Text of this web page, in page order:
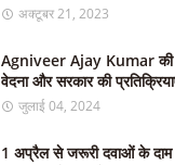
अक्टूबर 21, 2023
Agniveer Ajay Kumar की
वेदना और सरकार की
जुलाई 04, 2024
1 अप्रैल से जरूरी दवाओं के दाम